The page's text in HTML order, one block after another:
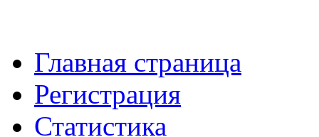
Главная страница
Регистрация
Статистика